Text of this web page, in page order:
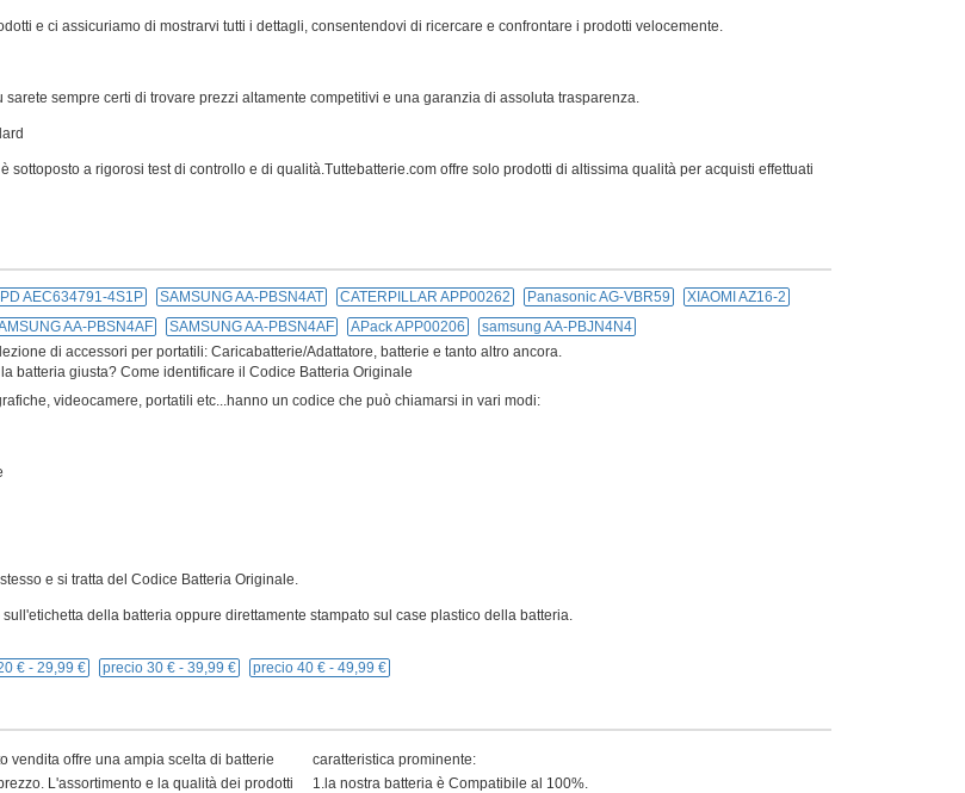
e ci assicuriamo di mostrarvi tutti i dettagli, consentendovi di ricercare e confrontare i prodotti velocemente.
sarete sempre certi di trovare prezzi altamente competitivi e una garanzia di assoluta trasparenza.
sottoposto a rigorosi test di controllo e di qualità.Tuttebatterie.com offre solo prodotti di altissima qualità per acquisti effettuati
AEC634791-4S1P SAMSUNG AA-PBSN4AT CATERPILLAR APP00262 Panasonic AG-VBR59
XIAOMI AZ16-2
AA-PBSN4AF SAMSUNG AA-PBSN4AF APack APP00206
samsung AA-PBJN4N4
di accessori per portatili: Caricabatterie/Adattatore, batterie e tanto altro ancora.
batteria giusta? Come identificare il Codice Batteria Originale
videocamere, portatili etc...hanno un codice che può chiamarsi in vari modi:
e si tratta del Codice Batteria Originale.
della batteria oppure direttamente stampato sul case plastico della batteria.
€ - 29,99 € precio 30 € - 39,99 € precio 40 € - 49,99 €
vendita offre una ampia scelta di batterie
L'assortimento e la qualità dei prodotti
caratteristica prominente:
1.la nostra batteria è Compatibile al 100%.